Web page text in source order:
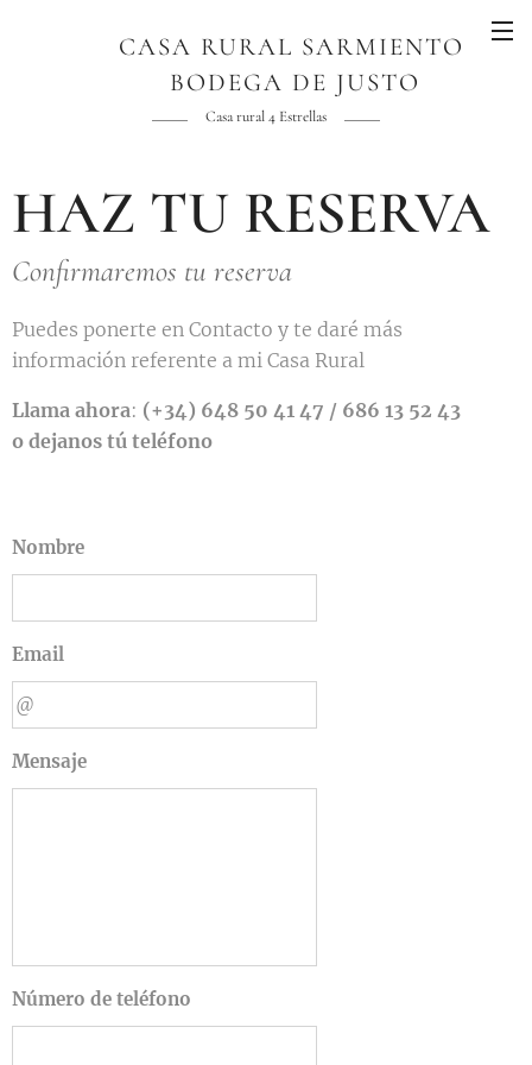
CASA RURAL SARMIENTO
BODEGA DE JUSTO
AGUADO
Casa rural 4 Estrellas
HAZ TU RESERVA
Confirmaremos tu reserva
Puedes ponerte en Contacto y te daré más
información referente a mi Casa Rural
Llama ahora: (+34) 648 50 41 47 / 686 13 52 43
o dejanos tú teléfono
Nombre
Email
Mensaje
Número de teléfono